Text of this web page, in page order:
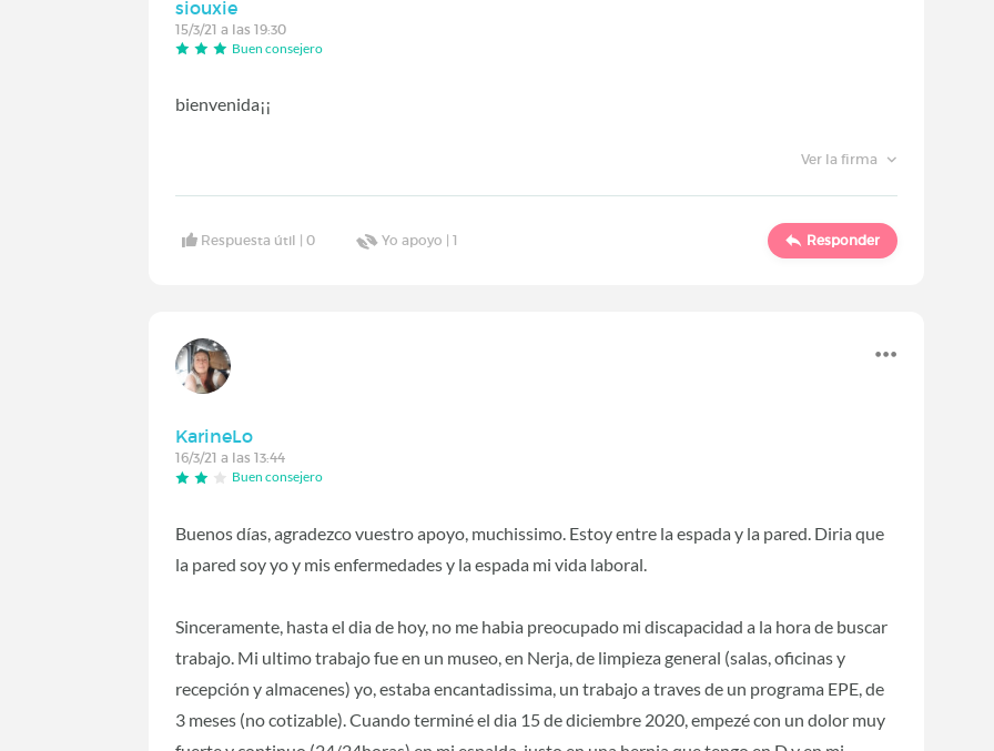
siouxie
15/3/21 a las 19:30
Buen consejero
bienvenida¡¡
Ver la firma
Respuesta útil |0 Yo apoyo |1 Responder
KarineLo
16/3/21 a las 13:44
Buen consejero
Buenos días, agradezco vuestro apoyo, muchissimo. Estoy entre la espada y la pared. Diria que
la pared soy yo y mis enfermedades y la espada mi vida laboral.
Sinceramente, hasta el dia de hoy, no me habia preocupado mi discapacidad a la hora de buscar
trabajo. Mi ultimo trabajo fue en un museo, en Nerja, de limpieza general (salas, oficinas y
recepción y almacenes) yo, estaba encantadissima, un trabajo a traves de un programa EPE, de
3 meses (no cotizable). Cuando terminé el dia 15 de diciembre 2020, empezé con un dolor muy